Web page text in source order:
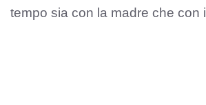
tempo sia con la madre che con